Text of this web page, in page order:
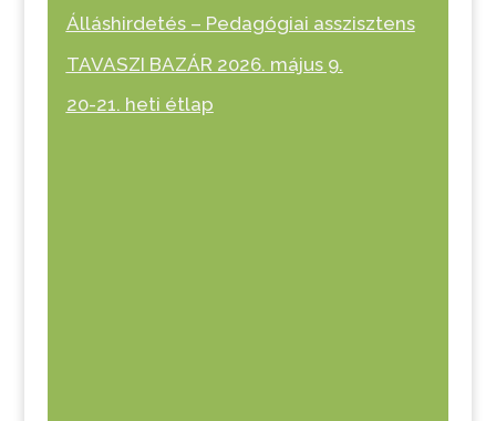
Álláshirdetés – Pedagógiai asszisztens
TAVASZI BAZÁR 2026. május 9.
20-21. heti étlap